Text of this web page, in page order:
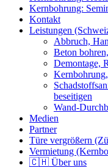
Kernbohrung:
Kontakt
Leistungen
Abbruch,
Beton
Demontage,
beseitigen
Wand-
Medien
Partner
Türe vergrößern
Vermietung
🇨🇭 Über uns